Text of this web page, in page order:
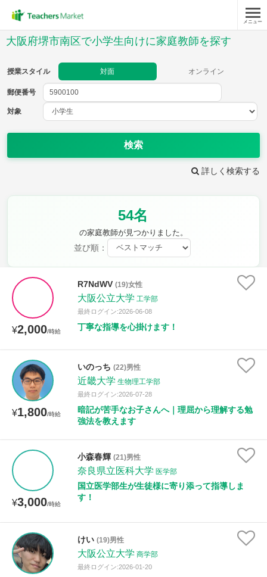
メニュー
大阪府堺市南区で小学生向けに家庭教師を探す
授業スタイル 対面 オンライン
郵便番号
対象
検索
詳しく検索する
54名
の家庭教師が見つかりました。
並び順：
¥2,000/時給
R7NdWV (19)女性
大阪公立大学 工学部
最終ログイン:2026-06-08
丁寧な指導を心掛けます！
¥1,800/時給
いのっち (22)男性
近畿大学 生物理工学部
最終ログイン:2026-07-28
暗記が苦手なお子さんへ｜理屈から理解する勉
強法を教えます
¥3,000/時給
小森春輝 (21)男性
奈良県立医科大学 医学部
国立医学部生が生徒様に寄り添って指導しま
す！
けい (19)男性
大阪公立大学 商学部
最終ログイン:2026-01-20
郵便番号
教科
理科
保健・体育 図画工作 書写
時給：¥1,000 ～ ¥10,000
授業可能日
土曜日 日曜日
所属大学
距離：15km以内
性別